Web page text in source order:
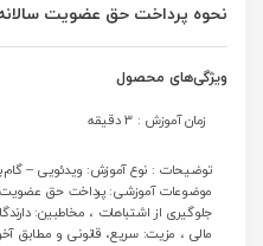
نحوه پرداخت حق عضویت
ویژگی‌های محصول
زمان آموزش : 3 دقیقه
توضیحات : نوع آموزش: ویدئویی –
موضوعات آموزشی: پرداخت حق عضویت
جلوگیری از اشتباهات ، مخاطبین:
مالی ، مزیت: سریع، قانونی و مطابق